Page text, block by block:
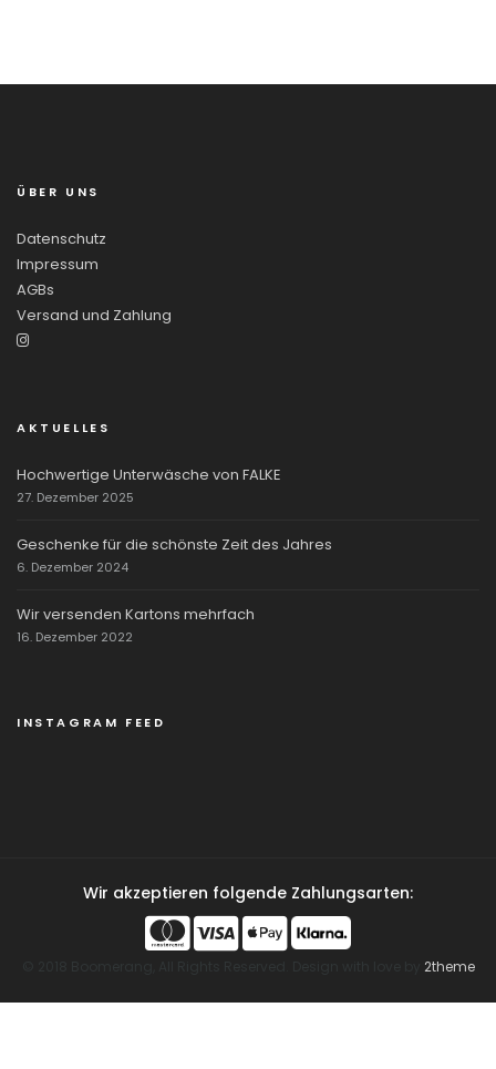
ÜBER UNS
Datenschutz
Impressum
AGBs
Versand und Zahlung
AKTUELLES
Hochwertige Unterwäsche von FALKE
27. Dezember 2025
Geschenke für die schönste Zeit des Jahres
6. Dezember 2024
Wir versenden Kartons mehrfach
16. Dezember 2022
INSTAGRAM FEED
Wir akzeptieren folgende Zahlungsarten:
2theme